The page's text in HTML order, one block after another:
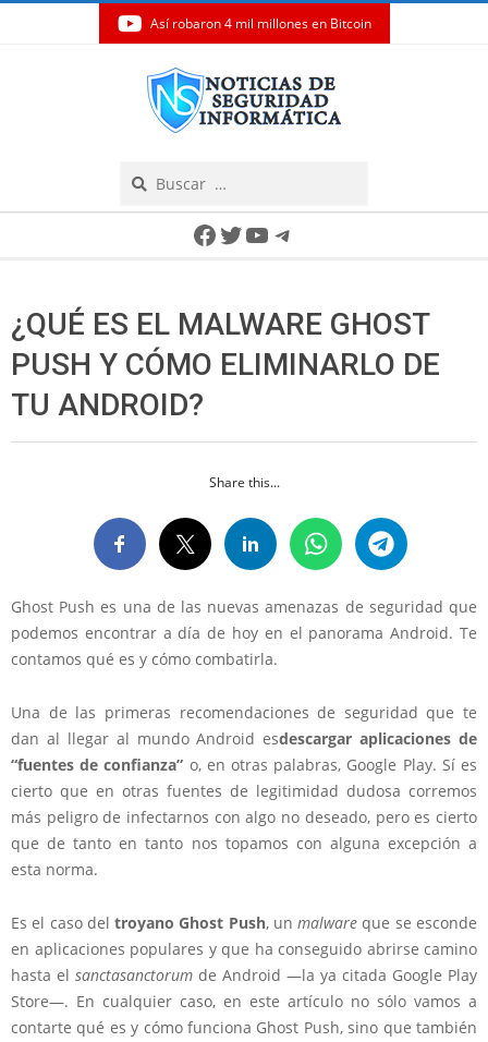
Así robaron 4 mil millones en Bitcoin
Facebook
Twitter
YouTube
Telegram
¿QUÉ ES EL MALWARE GHOST
PUSH Y CÓMO ELIMINARLO DE
TU ANDROID?
Share this...
Ghost Push es una de las nuevas amenazas de seguridad que
podemos encontrar a día de hoy en el panorama Android. Te
contamos qué es y cómo combatirla.
Una de las primeras recomendaciones de seguridad que te
dan al llegar al mundo Android esdescargar aplicaciones de
“fuentes de confianza” o, en otras palabras, Google Play. Sí es
cierto que en otras fuentes de legitimidad dudosa corremos
más peligro de infectarnos con algo no deseado, pero es cierto
que de tanto en tanto nos topamos con alguna excepción a
esta norma.
Es el caso deltroyano Ghost Push, unmalware que se esconde
en aplicaciones populares y que ha conseguido abrirse camino
hasta el sanctasanctorum de Android —la ya citada Google Play
Store—. En cualquier caso, en este artículo no sólo vamos a
contarte qué es y cómo funciona Ghost Push, sino que también